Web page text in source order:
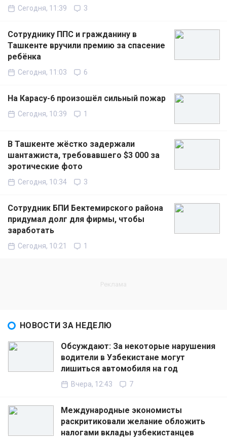
Сегодня, 11:39 3
Сотруднику ППС и гражданину в
Ташкенте вручили премию за спасение
ребёнка
Сегодня, 11:03 6
На Карасу-6 произошёл сильный пожар
Сегодня, 10:39 1
В Ташкенте жёстко задержали
шантажиста, требовавшего $3 000 за
эротические фото
Сегодня, 10:34 3
Сотрудник БПИ Бектемирского района
придумал долг для фирмы, чтобы
заработать
Сегодня, 10:21 1
НОВОСТИ ЗА НЕДЕЛЮ
Обсуждают: За некоторые нарушения
водители в Узбекистане могут
лишиться автомобиля на год
Вчера, 12:43 7
Международные экономисты
раскритиковали желание обложить
налогами вклады узбекистанцев